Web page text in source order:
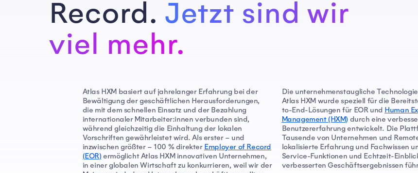
Record. Jetzt sind wir
viel mehr.
Atlas HXM basiert auf jahrelanger Erfahrung bei der
Bewältigung der geschäftlichen Herausforderungen,
die mit dem schnellen Einsatz und der Bezahlung
internationaler Mitarbeiter:innen verbunden sind,
während gleichzeitig die Einhaltung der lokalen
Vorschriften gewährleistet wird. Als erster – und
inzwischen größter – 100 % direkter Employer of Record
(EOR)ermöglicht Atlas HXM innovativen Unternehmen,
in einer globalen Wirtschaft zu konkurrieren, weil wir der
Die unternehmenstaugliche
Atlas HXM wurde speziell für die
to-End-Lösungen für EOR und Human
Management (HXM) durch eine
Benutzererfahrung entwickelt. Die
Tausende von Unternehmen und
lokalisierte Erfahrung und Fachwissen
Service-Funktionen und Echtzeit-
verbesserten Geschäftsergebnissen